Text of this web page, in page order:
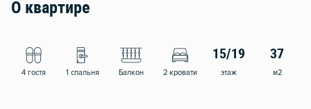
О квартире
4 гостя 1 спальня Балкон 2 кровати
15/19
этаж
37
м2